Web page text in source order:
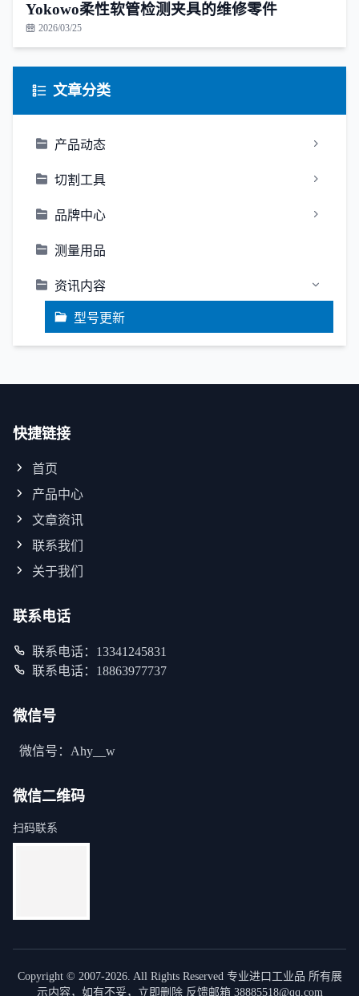
Yokowo柔性软管检测夹具的维修零件
2026/03/25
文章分类
产品动态
切割工具
品牌中心
测量用品
资讯内容
型号更新
快捷链接
首页
产品中心
文章资讯
联系我们
关于我们
联系电话
联系电话：13341245831
联系电话：18863977737
微信号
微信号：Ahy__w
微信二维码
扫码联系
Copyright © 2007-2026. All Rights Reserved 专业进口工业品 所有展
示内容，如有不妥，立即删除 反馈邮箱 38885518@qq.com